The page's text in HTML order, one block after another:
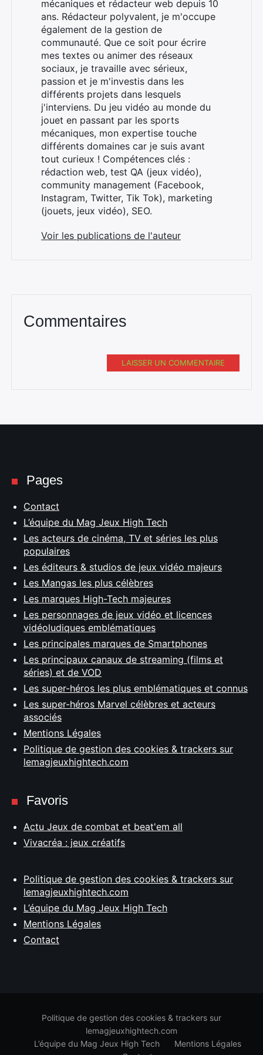
mécaniques et rédacteur web depuis 10
ans. Rédacteur polyvalent, je m'occupe
également de la gestion de
communauté. Que ce soit pour écrire
mes textes ou animer des réseaux
sociaux, je travaille avec sérieux,
passion et je m'investis dans les
différents projets dans lesquels
j'interviens. Du jeu vidéo au monde du
jouet en passant par les sports
mécaniques, mon expertise touche
différents domaines car je suis avant
tout curieux ! Compétences clés :
rédaction web, test QA (jeux vidéo),
community management (Facebook,
Instagram, Twitter, Tik Tok), marketing
(jouets, jeux vidéo), SEO.
Voir les publications de l'auteur
Commentaires
LAISSER UN COMMENTAIRE
Pages
Contact
L’équipe du Mag Jeux High Tech
Les acteurs de cinéma, TV et séries les plus
populaires
Les éditeurs & studios de jeux vidéo majeurs
Les Mangas les plus célèbres
Les marques High-Tech majeures
Les personnages de jeux vidéo et licences
vidéoludiques emblématiques
Les principales marques de Smartphones
Les principaux canaux de streaming (films et
séries) et de VOD
Les super-héros les plus emblématiques et connus
Les super-héros Marvel célèbres et acteurs
associés
Mentions Légales
Politique de gestion des cookies & trackers sur
lemagjeuxhightech.com
Favoris
Actu Jeux de combat et beat'em all
Vivacréa : jeux créatifs
Politique de gestion des cookies & trackers sur
lemagjeuxhightech.com
L’équipe du Mag Jeux High Tech
Mentions Légales
Contact
Politique de gestion des cookies & trackers sur
lemagjeuxhightech.com
L’équipe du Mag Jeux High Tech
Mentions Légales
Rechercher
: